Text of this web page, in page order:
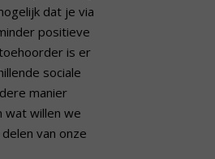
dat je via
positieve
is er
sociale
manier
wat willen we
van onze